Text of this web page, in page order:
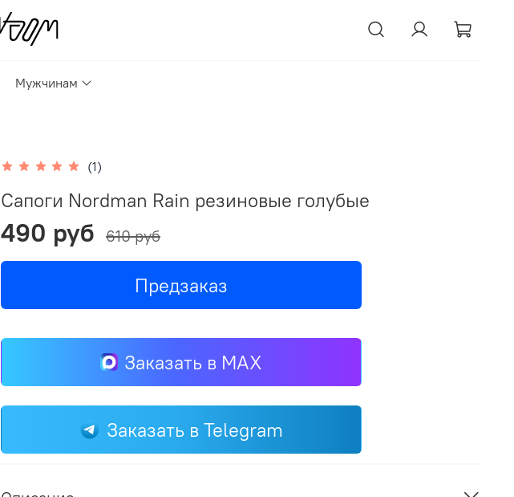
Мужчинам
(1)
Сапоги Nordman Rain резиновые голубые
490 руб 610 руб
Предзаказ
Заказать в MAX
Заказать в Telegram